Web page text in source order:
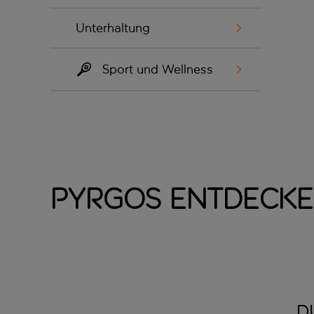
Unterhaltung
Sport und Wellness
Pyrgos